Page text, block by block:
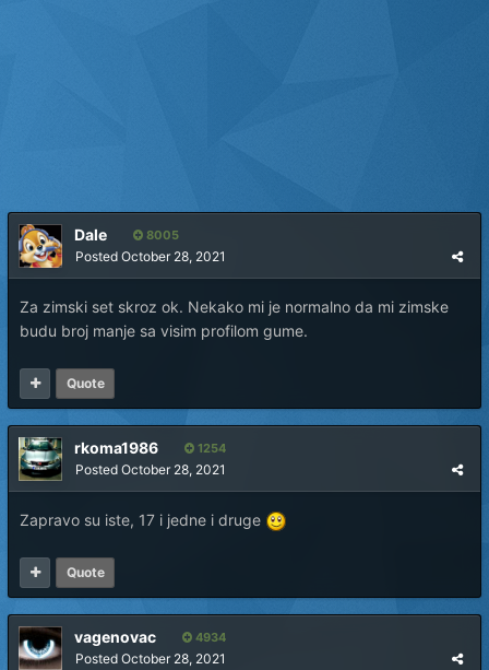
Dale 8005
Posted October 28, 2021
Za zimski set skroz ok. Nekako mi je normalno da mi zimske
budu broj manje sa visim profilom gume.
Quote
rkoma1986 1254
Posted October 28, 2021
Zapravo su iste, 17 i jedne i druge
Quote
vagenovac 4934
Posted October 28, 2021